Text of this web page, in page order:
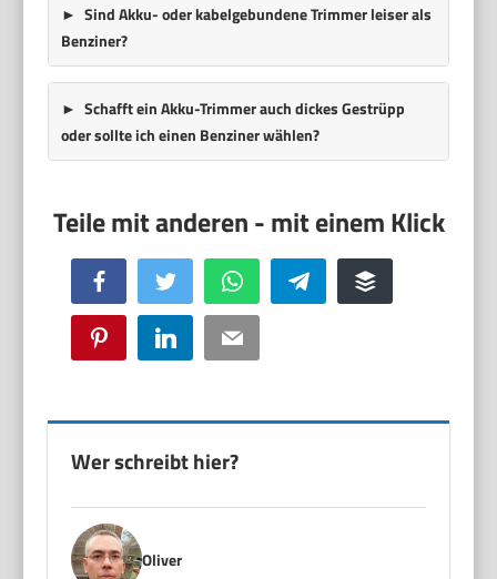
Sind Akku- oder kabelgebundene Trimmer leiser als
Benziner?
Schafft ein Akku-Trimmer auch dickes Gestrüpp
oder sollte ich einen Benziner wählen?
Facebook Twitter WhatsApp Telegram Buffer
Pinterest LinkedIn Email
Wer schreibt hier?
Oliver